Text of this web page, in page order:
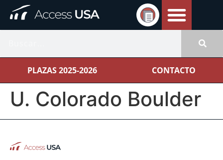
PLAZAS 2025-2026 CONTACTO
U. Colorado Boulder